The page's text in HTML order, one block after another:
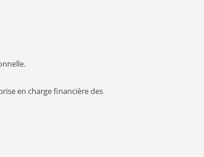
en charge financière des